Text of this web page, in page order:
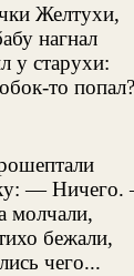
Желтухи,
нагнал
у старухи:
то
—
молчали,
бежали,
чего...